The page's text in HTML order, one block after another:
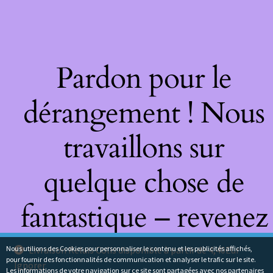
Livraison Relais Colis disponible à partir de 4,40Eur
Ignorer
Pardon pour le
dérangement ! Nous
travaillons sur
quelque chose de
fantastique – revenez
bientôt !
Nous utilions des Cookies pour personnaliser le contenu et les publicités affichés,
pour fournir des fonctionnalités de communication et analyser le trafic sur le site.
Les informations de votre navigation sur ce site sont partagées avec nos partenaires